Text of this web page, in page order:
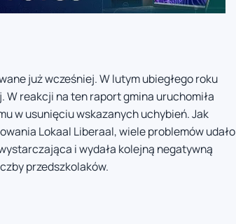
już wcześniej. W lutym ubiegłego roku
reakcji na ten raport gmina uruchomiła
w usunięciu wskazanych uchybień. Jak
Lokaal Liberaal, wiele problemów udało
i wydała kolejną negatywną
przedszkolaków.